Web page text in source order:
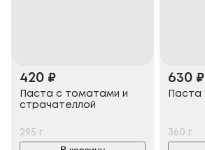
420 ₽
Паста с томатами и
страчателлой
295 г
630 ₽
Паста
360 г